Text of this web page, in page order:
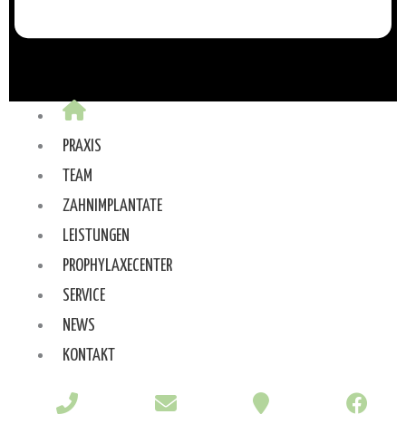
PRAXIS
TEAM
ZAHNIMPLANTATE
LEISTUNGEN
PROPHYLAXECENTER
SERVICE
NEWS
KONTAKT